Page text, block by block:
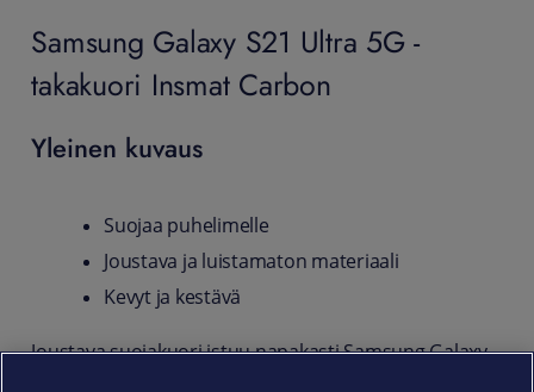
Samsung Galaxy S21 Ultra 5G -
takakuori Insmat Carbon
Yleinen kuvaus
Suojaa puhelimelle
Joustava ja luistamaton materiaali
Kevyt ja kestävä
Joustava suojakuori istuu napakasti Samsung Galaxy